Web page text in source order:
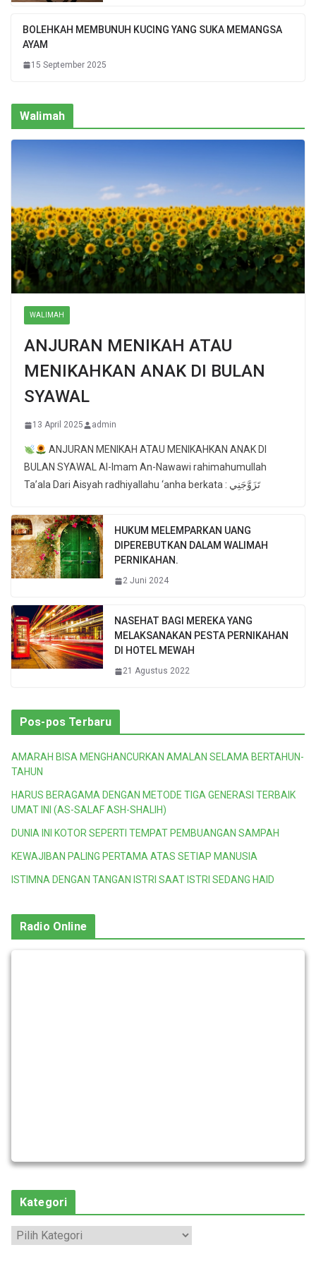
BOLEHKAH MEMBUNUH KUCING YANG SUKA MEMANGSA
AYAM
15 September 2025
Walimah
WALIMAH
ANJURAN MENIKAH ATAU
MENIKAHKAN ANAK DI BULAN
SYAWAL
13 April 2025 admin
ANJURAN MENIKAH ATAU MENIKAHKAN ANAK DI
BULAN SYAWAL Al-Imam An-Nawawi rahimahumullah
Ta’ala Dari Aisyah radhiyallahu ‘anha berkata : تَزَوَّجَنِي
HUKUM MELEMPARKAN UANG
DIPEREBUTKAN DALAM WALIMAH
PERNIKAHAN.
2 Juni 2024
NASEHAT BAGI MEREKA YANG
MELAKSANAKAN PESTA PERNIKAHAN
DI HOTEL MEWAH
21 Agustus 2022
Pos-pos Terbaru
AMARAH BISA MENGHANCURKAN AMALAN SELAMA BERTAHUN-
TAHUN
HARUS BERAGAMA DENGAN METODE TIGA GENERASI TERBAIK
UMAT INI (AS-SALAF ASH-SHALIH)
DUNIA INI KOTOR SEPERTI TEMPAT PEMBUANGAN SAMPAH
KEWAJIBAN PALING PERTAMA ATAS SETIAP MANUSIA
ISTIMNA DENGAN TANGAN ISTRI SAAT ISTRI SEDANG HAID
Radio Online
Kategori